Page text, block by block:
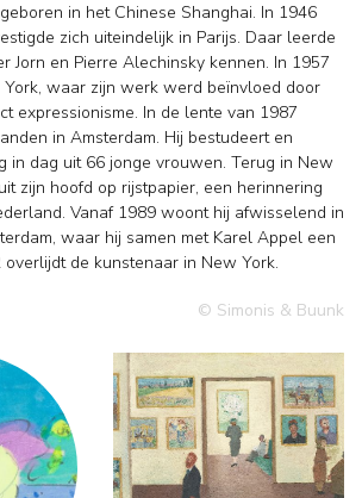
in het Chinese Shanghai. In 1946
zich uiteindelijk in Parijs. Daar leerde
Jorn en Pierre Alechinsky kennen. In 1957
waar zijn werk werd beïnvloed door
expressionisme. In de lente van 1987
in Amsterdam. Hij bestudeert en
in dag uit 66 jonge vrouwen. Terug in New
zijn hoofd op rijstpapier, een herinnering
Vanaf 1989 woont hij afwisselend in
waar hij samen met Karel Appel een
atelier heeft. In 2002 overlijdt de kunstenaar in New York.
© Simonis & Buunk